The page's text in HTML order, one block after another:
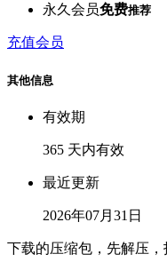
永久会员免费推荐
充值会员
其他信息
有效期
365 天内有效
最近更新
2026年07月31日
下载的压缩包，先解压，